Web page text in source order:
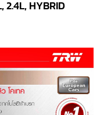
2.4L, HYBRID